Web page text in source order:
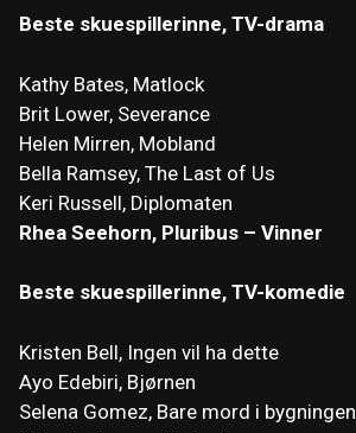
Beste skuespillerinne, TV-drama
Kathy Bates, Matlock
Brit Lower, Severance
Helen Mirren, Mobland
Bella Ramsey, The Last of Us
Keri Russell, Diplomaten
Rhea Seehorn, Pluribus – Vinner
Beste skuespillerinne, TV-komedie
Kristen Bell, Ingen vil ha dette
Ayo Edebiri, Bjørnen
Selena Gomez, Bare mord i bygningen